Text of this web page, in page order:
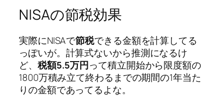
NISAの節税効果
実際にNISAで節税できる金額を計算してる
っぽいが。計算式ないから推測になるけ
ど、 税額5.5万円って積立開始から限度額の
1800万積み立て終わるまでの期間の1年当た
りの金額であってるよな。